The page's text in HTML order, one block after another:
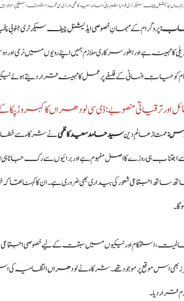
خطاب:پروگرام کے مہمانِخصوصی ایڈیشنل چیف سیکرٹری
مہینہ ہے اور بطور سرکاری ملازم ہمیں اپنے رویوں میں
کو حیاتِ انسانی کے فلسفے پر عمل کا مہینہ قرار دیتے
اور ترقیاتی منصوبے: ڈی سی لودھراں کا کہروڑ پکا
درس:ممتاز عالمِ دینسید حامد سعید کاظمینے شرکاء سے
ہی روزے کا اصل مفہوم ہے اور برائیوں سے رک جانا
شعور کی بیداری بھی ضروری ہے۔ ان کا کہنا تھا کہ
سالمیت، استحکام اور نیکیوں میں سبقت کے لیے خصوصی
بھی اس موقع پر موجود تھے۔ شرکاء نےلودھراںانتظامیہ کی
دیا۔